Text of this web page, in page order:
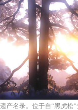
产名录。位于自“黑虎松